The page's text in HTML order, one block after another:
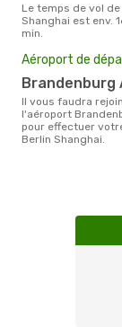
Le temps de vol de Berlin vers
Shanghai est env.
min.
Aéroport de
Il vous faudra rejoindre
l'aéroport
pour effectuer
Berlin Shanghai.